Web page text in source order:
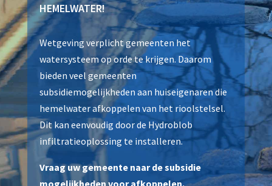
HEMELWATER!
Wetgeving verplicht gemeenten het
watersysteem op orde te krijgen. Daarom
bieden veel gemeenten
subsidiemogelijkheden aan huiseigenaren die
hemelwater afkoppelen van het rioolstelsel.
Dit kan eenvoudig door de Hydroblob
infiltratieoplossing te installeren.
Vraag uw gemeente naar de subsidie
mogelijkheden voor afkoppelen.